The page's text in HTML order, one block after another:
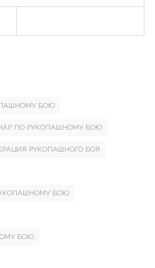
БОЮ
ПО РУКОПАШНОМУ БОЮ
РУКОПАШНОГО БОЯ
БОЮ
БОЮ